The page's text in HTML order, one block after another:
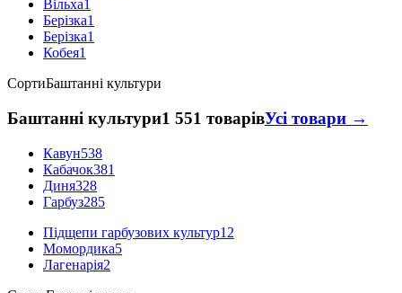
Вільха1
Берізка1
Берізка1
Кобея1
СортиБаштанні культури
Баштанні культури1 551 товарівУсі товари →
Кавун538
Кабачок381
Диня328
Гарбуз285
Підщепи гарбузових культур12
Момордика5
Лагенарія2